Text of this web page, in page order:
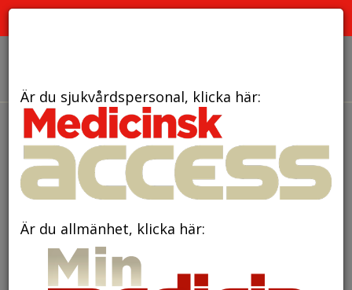
Är du sjukvårdspersonal, klicka här:
Är du allmänhet, klicka här: